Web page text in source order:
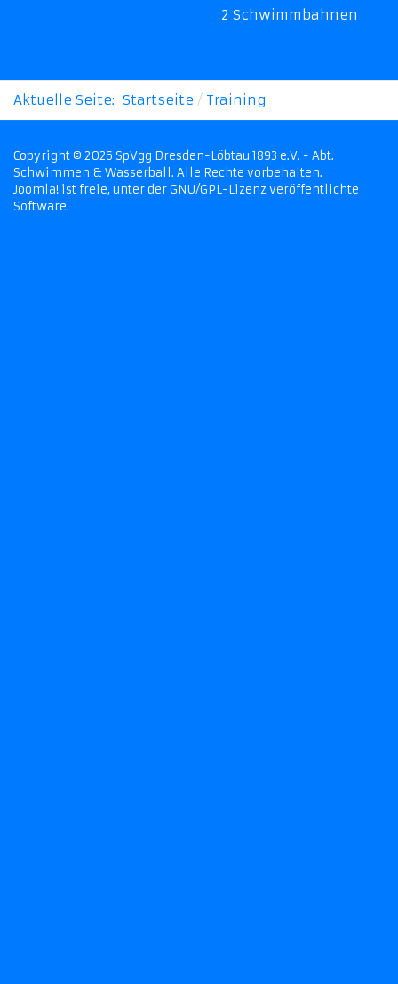
2 Schwimmbahnen
Aktuelle Seite: Startseite Training
Copyright © 2026 SpVgg Dresden-Löbtau 1893 e.V. - Abt.
Schwimmen & Wasserball. Alle Rechte vorbehalten.
Joomla! ist freie, unter derGNU/GPL-Lizenzveröffentlichte
Software.